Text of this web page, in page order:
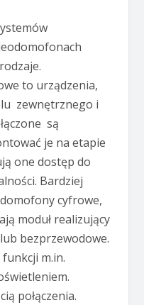
to urządzenia,
zewnętrznego i
są
je na etapie
one dostęp do
Bardziej
cyfrowe,
moduł realizujący
bezprzewodowe.
m.in.
połączenia.